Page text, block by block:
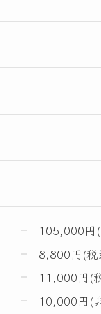
105,000円
8,800円(税
11,000円(
10,000円(